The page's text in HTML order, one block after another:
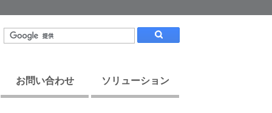
お問い合わせ ソリューション